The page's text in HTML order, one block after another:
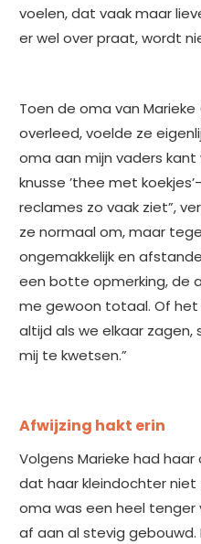
voelen, dat vaak maar
er wel over praat, wordt
Toen de oma van
overleed, voelde ze
oma aan mijn vaders
knusse ’thee met
reclames zo vaak ziet”,
ze normaal om, maar
ongemakkelijk en
een botte opmerking, de
me gewoon totaal. Of
altijd als we elkaar
mij te kwetsen.”
Afwijzing hakt erin
Volgens Marieke had
dat haar kleindochter niet
oma was een heel tenger
af aan al stevig gebouwd.